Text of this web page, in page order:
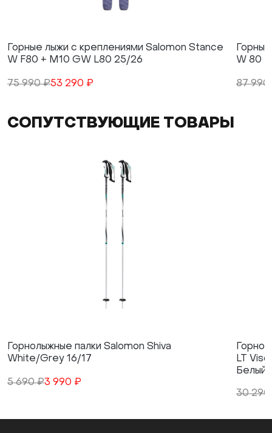
Горные лыжи с креплениями Salomon Stance
W F80 + M10 GW L80 25/26
75 990 ₽53 290 ₽
W 80
87 990
СОПУТСТВУЮЩИЕ ТОВАРЫ
Горнолыжные палки Salomon Shiva
White/Grey 16/17
5 690 ₽3 990 ₽
LT
Белый
30